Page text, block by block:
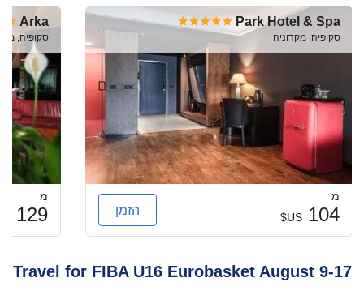
Park Hotel & Spa
סקופיה, מקדוניה
מ
104
US$ הזמן
Arka
סקופיה,
מ
129
Travel for FIBA U16 Eurobasket August 9-17